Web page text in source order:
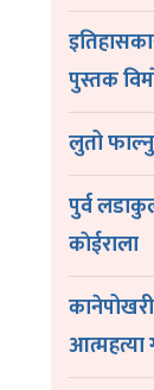
पुस्तक
लुतो
पुर्व
काेईराला
आत्महत्या